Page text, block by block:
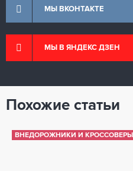
МЫ ВКОНТАКТЕ
МЫ В ЯНДЕКС ДЗЕН
Похожие статьи
ВНЕДОРОЖНИКИ И КРОССОВЕРЫ